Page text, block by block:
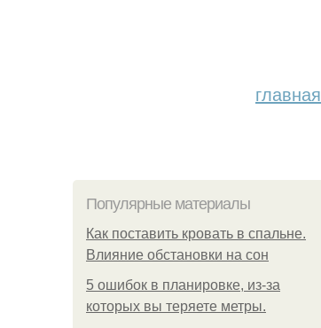
главная
Популярные материалы
Как поставить кровать в спальне.
Влияние обстановки на сон
5 ошибок в планировке, из-за
которых вы теряете метры.